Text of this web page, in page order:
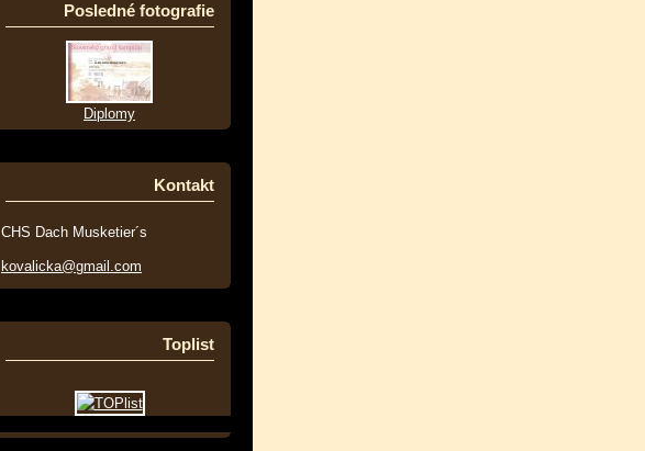
Posledné fotografie
Diplomy
Kontakt
CHS Dach Musketier´s
kovalicka@gmail.com
Toplist